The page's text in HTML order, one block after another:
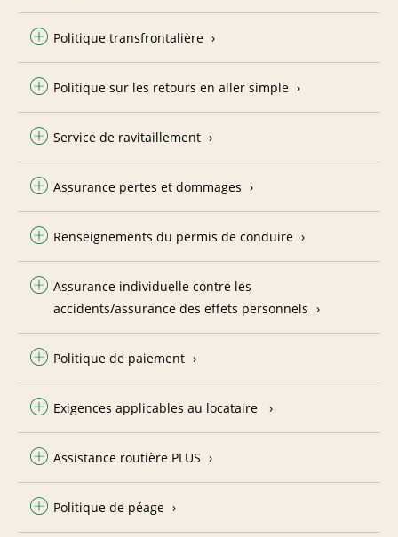
Politique transfrontalière
Politique sur les retours en aller simple
Service de ravitaillement
Assurance pertes et dommages
Renseignements du permis de conduire
Assurance individuelle contre les
accidents/assurance des effets personnels
Politique de paiement
Exigences applicables au locataire
Assistance routière PLUS
Politique de péage